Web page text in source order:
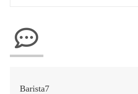
Barista7